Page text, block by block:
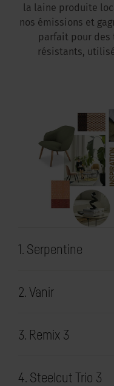
la laine produite
nos émissions et
parfait pour des
résistants,
1. Serpentine
2. Vanir
3. Remix 3
4. Steelcut Trio 3